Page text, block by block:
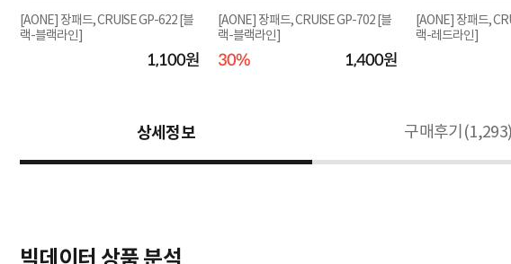
[AONE] 장패드, CRUISE GP-622 [블
랙-블랙라인]
1,100원
[AONE] 장패드, CRUISE GP-702 [블
랙-블랙라인]
30% 1,400원
[AONE] 장패드,
랙-레드라인]
상세정보 구매후기(1,293)